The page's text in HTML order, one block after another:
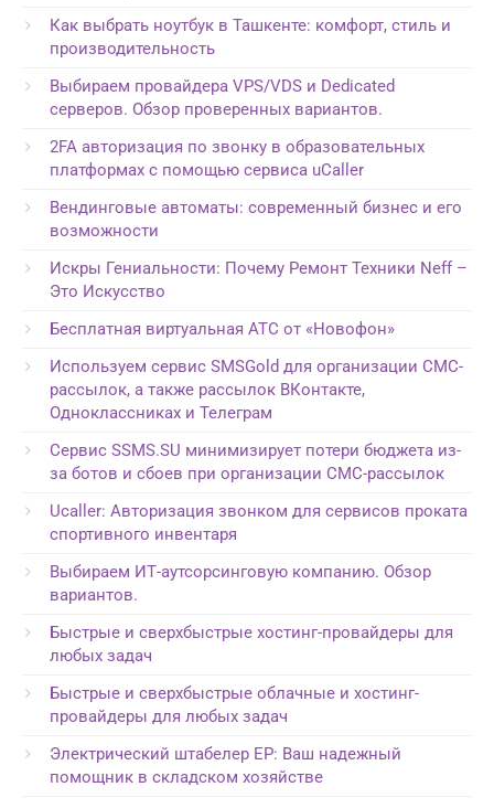
Как выбрать ноутбук в Ташкенте: комфорт, стиль и
производительность
Выбираем провайдера VPS/VDS и Dedicated
серверов. Обзор проверенных вариантов.
2FA авторизация по звонку в образовательных
платформах с помощью сервиса uCaller
Вендинговые автоматы: современный бизнес и его
возможности
Искры Гениальности: Почему Ремонт Техники Neff –
Это Искусство
Бесплатная виртуальная АТС от «Новофон»
Используем сервис SMSGold для организации СМС-
рассылок, а также рассылок ВКонтакте,
Одноклассниках и Телеграм
Сервис SSMS.SU минимизирует потери бюджета из-
за ботов и сбоев при организации СМС-рассылок
Ucaller: Авторизация звонком для сервисов проката
спортивного инвентаря
Выбираем ИТ-аутсорсинговую компанию. Обзор
вариантов.
Быстрые и сверхбыстрые хостинг-провайдеры для
любых задач
Быстрые и сверхбыстрые облачные и хостинг-
провайдеры для любых задач
Электрический штабелер EP: Ваш надежный
помощник в складском хозяйстве